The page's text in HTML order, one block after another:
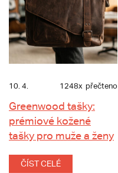
10. 4. 1248x přečteno
Greenwood tašky:
prémiové kožené
tašky pro muže a ženy
ČÍST CELÉ